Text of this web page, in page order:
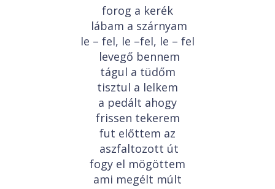
forog a kerék
lábam a szárnyam
le – fel, le –fel, le – fel
levegő bennem
tágul a tüdőm
tisztul a lelkem
a pedált ahogy
frissen tekerem
fut előttem az
aszfaltozott út
fogy el mögöttem
ami megélt múlt